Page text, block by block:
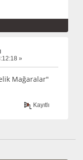
»
Mağaralar"
Kayıtlı